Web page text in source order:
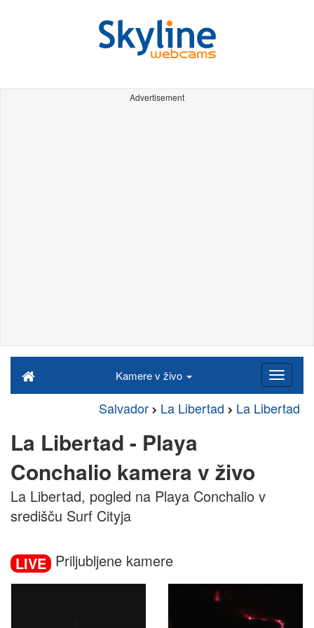
Advertisement
Kamere v živo
Salvador La Libertad La Libertad
La Libertad - Playa
Conchalio kamera v živo
La Libertad, pogled na Playa Conchalio v
središču Surf Cityja
LIVE Priljubljene kamere